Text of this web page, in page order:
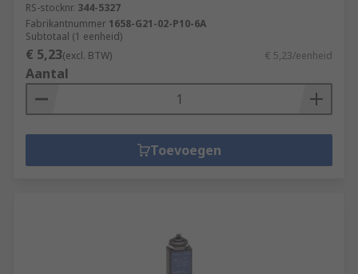
RS-stocknr. 344-5327
Fabrikantnummer 1658-G21-02-P10-6A
Subtotaal (1 eenheid)
€ 5,23(excl. BTW) € 5,23/eenheid
Aantal
Toevoegen